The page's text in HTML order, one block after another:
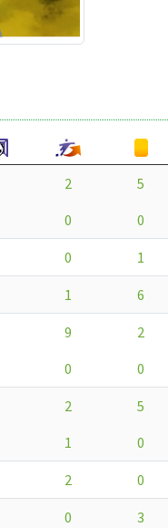
2 5
0 0
0 1
1 6
9 2
0 0
2 5
1 0
2 0
0 3